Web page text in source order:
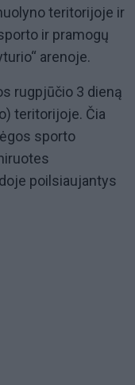
teritorijoje ir
ir pramogų
“ arenoje.
rugpjūčio 3 dieną
teritorijoje. Čia
sporto
poilsiaujantys